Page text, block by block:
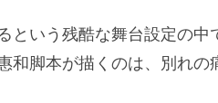
という残酷な舞台設定の
和脚本が描くのは、別れの